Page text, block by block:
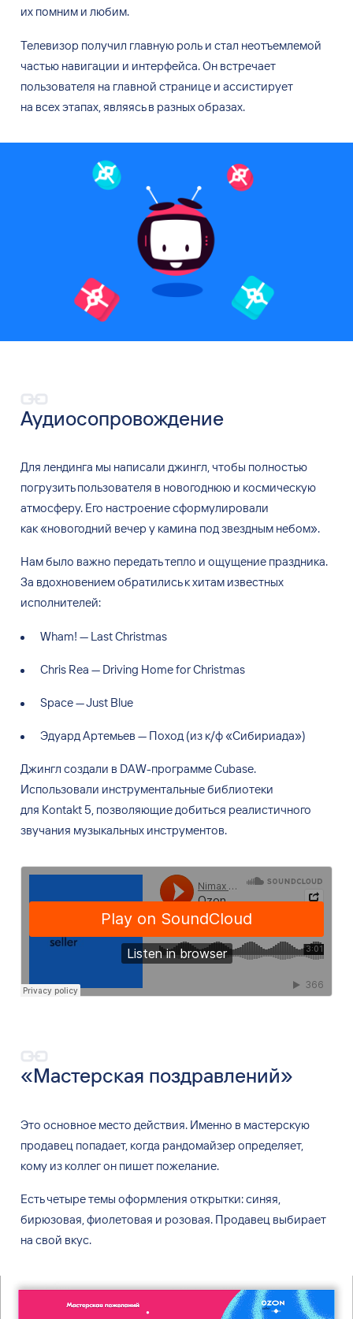
их помним и любим.
Телевизор получил главную роль и стал неотъемлемой
частью навигации и интерфейса. Он встречает
пользователя на главной странице и ассистирует
на всех этапах, являясь в разных образах.
Аудиосопровождение
Для лендинга мы написали джингл, чтобы полностью
погрузить пользователя в новогоднюю и космическую
атмосферу. Его настроение сформулировали
как«новогодний вечер у камина подзвездным небом».
Нам было важно передать тепло и ощущение праздника.
За вдохновением обратились кхитам известных
исполнителей:
Wham! — Last Christmas
Chris Rea — Driving Home for Christmas
Space — Just Blue
Эдуард Артемьев — Поход (из к/ф «Сибириада»)
Джингл создали в DAW-программе Cubase.
Использовали инструментальные библиотеки
для Kontakt 5, позволяющие добиться реалистичного
звучания музыкальных инструментов.
«Мастерская поздравлений»
Это основное место действия. Именно в мастерскую
продавец попадает, когда рандомайзер определяет,
кому из коллег он пишет пожелание.
Есть четыре темы оформления открытки: синяя,
бирюзовая, фиолетовая и розовая. Продавец выбирает
на свой вкус.